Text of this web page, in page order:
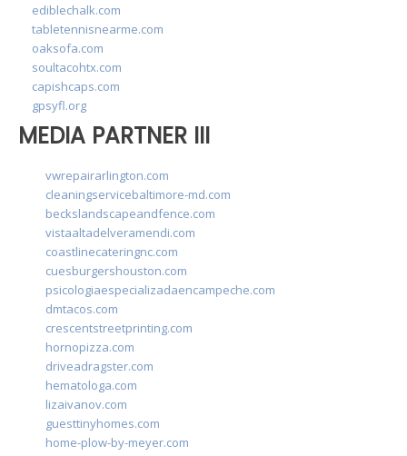
ediblechalk.com
tabletennisnearme.com
oaksofa.com
soultacohtx.com
capishcaps.com
gpsyfl.org
MEDIA PARTNER III
vwrepairarlington.com
cleaningservicebaltimore-md.com
beckslandscapeandfence.com
vistaaltadelveramendi.com
coastlinecateringnc.com
cuesburgershouston.com
psicologiaespecializadaencampeche.com
dmtacos.com
crescentstreetprinting.com
hornopizza.com
driveadragster.com
hematologa.com
lizaivanov.com
guesttinyhomes.com
home-plow-by-meyer.com